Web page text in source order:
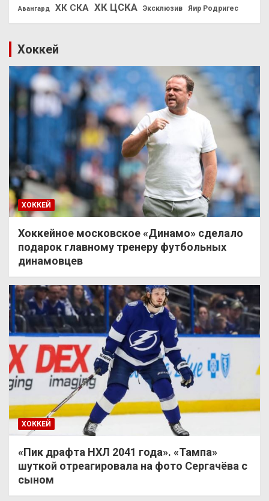
Авангард ХК СКА ХК ЦСКА Эксклюзив Яир Родригес
Хоккей
ХОККЕЙ
Хоккейное московское «Динамо» сделало
подарок главному тренеру футбольных
динамовцев
ХОККЕЙ
«Пик драфта НХЛ 2041 года». «Тампа»
шуткой отреагировала на фото Сергачёва с
сыном